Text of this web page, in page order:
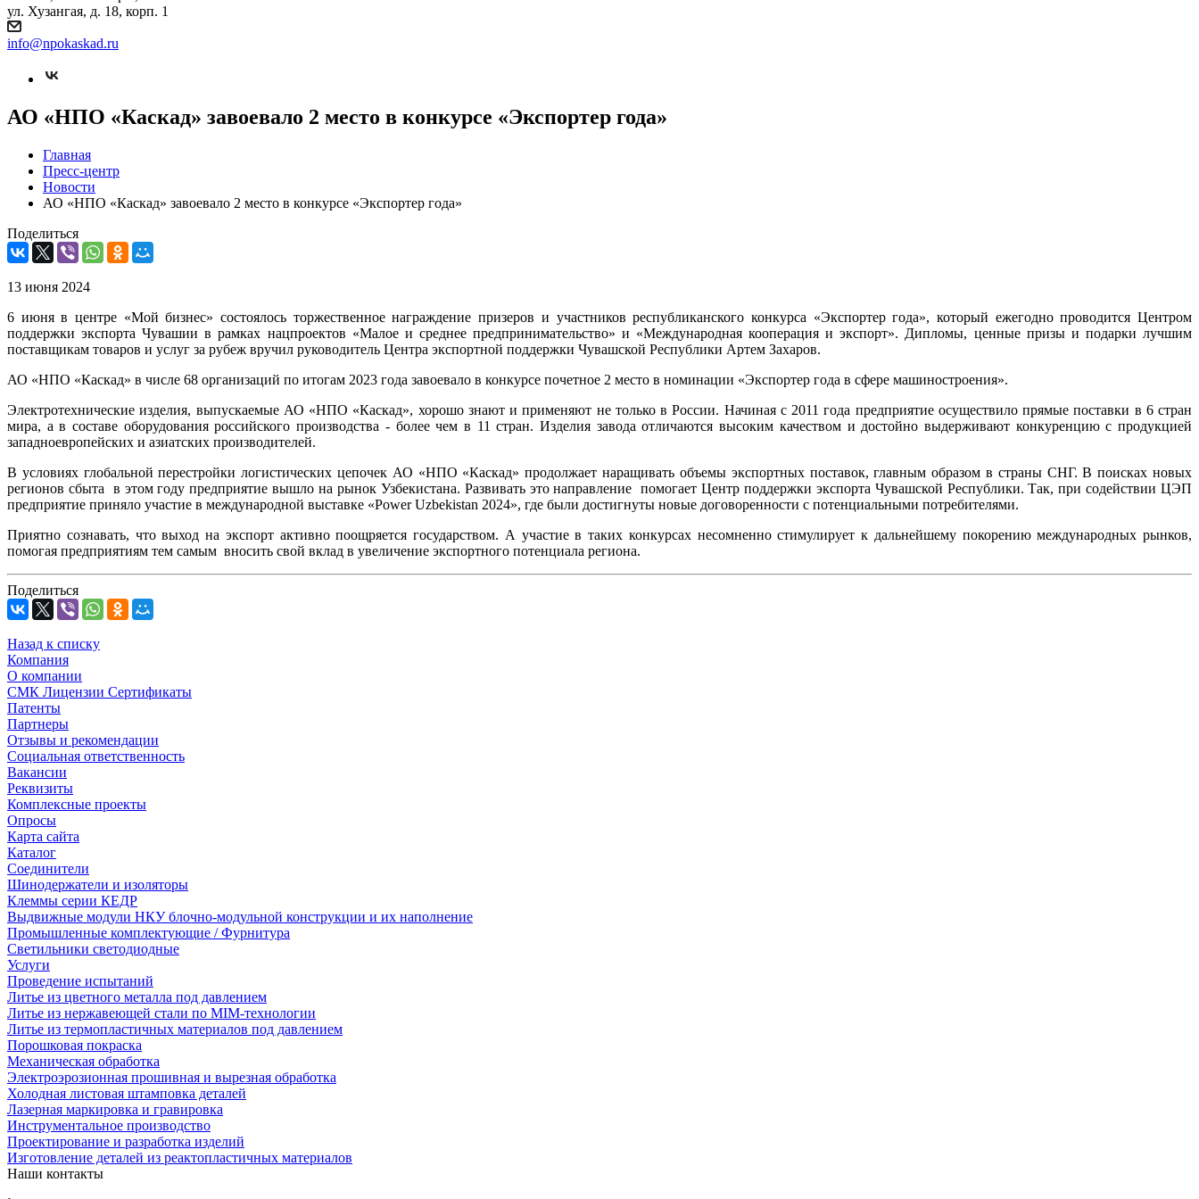
ул. Хузангая, д. 18, корп. 1
info@npokaskad.ru
АО «НПО «Каскад» завоевало 2 место в конкурсе «Экспортер года»
Главная
Пресс-центр
Новости
АО «НПО «Каскад» завоевало 2 место в конкурсе «Экспортер года»
Поделиться
13 июня 2024
6 июня в центре «Мой бизнес» состоялось торжественное награждение призеров и участников республиканского конкурса «Экспортер года», который ежегодно проводится Центром
поддержки экспорта Чувашии в рамках нацпроектов «Малое и среднее предпринимательство» и «Международная кооперация и экспорт». Дипломы, ценные призы и подарки лучшим
поставщикам товаров и услуг за рубеж вручил руководитель Центра экспортной поддержки Чувашской Республики Артем Захаров.
АО «НПО «Каскад» в числе 68 организаций по итогам 2023 года завоевало в конкурсе почетное 2 место в номинации «Экспортер года в сфере машиностроения».
Электротехнические изделия, выпускаемые АО «НПО «Каскад», хорошо знают и применяют не только в России. Начиная с 2011 года предприятие осуществило прямые поставки в 6 стран
мира, а в составе оборудования российского производства - более чем в 11 стран. Изделия завода отличаются высоким качеством и достойно выдерживают конкуренцию с продукцией
западноевропейских и азиатских производителей.
В условиях глобальной перестройки логистических цепочек АО «НПО «Каскад» продолжает наращивать объемы экспортных поставок, главным образом в страны СНГ. В поисках новых
регионов сбыта в этом году предприятие вышло на рынок Узбекистана. Развивать это направление помогает Центр поддержки экспорта Чувашской Республики. Так, при содействии ЦЭП
предприятие приняло участие в международной выставке «Power Uzbekistan 2024», где были достигнуты новые договоренности с потенциальными потребителями.
Приятно сознавать, что выход на экспорт активно поощряется государством. А участие в таких конкурсах несомненно стимулирует к дальнейшему покорению международных рынков,
помогая предприятиям тем самым вносить свой вклад в увеличение экспортного потенциала региона.
Поделиться
Назад к списку
Компания
О компании
СМК Лицензии Сертификаты
Патенты
Партнеры
Отзывы и рекомендации
Социальная ответственность
Вакансии
Реквизиты
Комплексные проекты
Опросы
Карта сайта
Каталог
Соединители
Шинодержатели и изоляторы
Клеммы серии КЕДР
Выдвижные модули НКУ блочно-модульной конструкции и их наполнение
Промышленные комплектующие / Фурнитура
Светильники светодиодные
Услуги
Проведение испытаний
Литье из цветного металла под давлением
Литье из нержавеющей стали по MIM-технологии
Литье из термопластичных материалов под давлением
Порошковая покраска
Механическая обработка
Электроэрозионная прошивная и вырезная обработка
Холодная листовая штамповка деталей
Лазерная маркировка и гравировка
Инструментальное производство
Проектирование и разработка изделий
Изготовление деталей из реактопластичных материалов
Наши контакты